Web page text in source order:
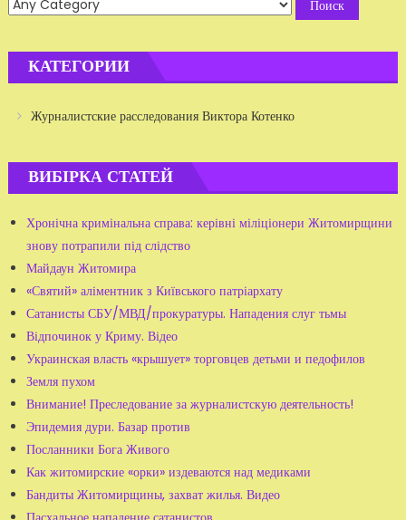
КАТЕГОРИИ
Журналистские расследования Виктора Котенко
ВИБІРКА СТАТЕЙ
Хронічна кримінальна справа: керівні міліціонери Житомирщини
знову потрапили під слідство
Майдаун Житомира
«Святий» аліментник з Київського патріархату
Сатанисты СБУ/МВД/прокуратуры. Нападения слуг тьмы
Відпочинок у Криму. Відео
Украинская власть «крышует» торговцев детьми и педофилов
Земля пухом
Внимание! Преследование за журналистскую деятельность!
Эпидемия дури. Базар против
Посланники Бога Живого
Как житомирские «орки» издеваются над медиками
Бандиты Житомирщины, захват жилья. Видео